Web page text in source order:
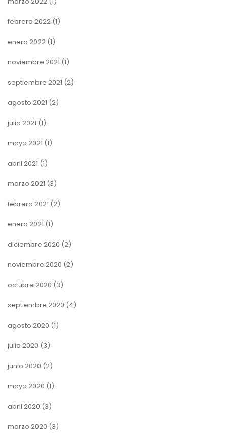
febrero 2022 (1)
enero 2022 (1)
noviembre 2021 (1)
septiembre 2021 (2)
agosto 2021 (2)
julio 2021 (1)
mayo 2021 (1)
abril 2021 (1)
marzo 2021 (3)
febrero 2021 (2)
enero 2021 (1)
diciembre 2020 (2)
noviembre 2020 (2)
octubre 2020 (3)
septiembre 2020 (4)
agosto 2020 (1)
julio 2020 (3)
junio 2020 (2)
mayo 2020 (1)
abril 2020 (3)
marzo 2020 (3)